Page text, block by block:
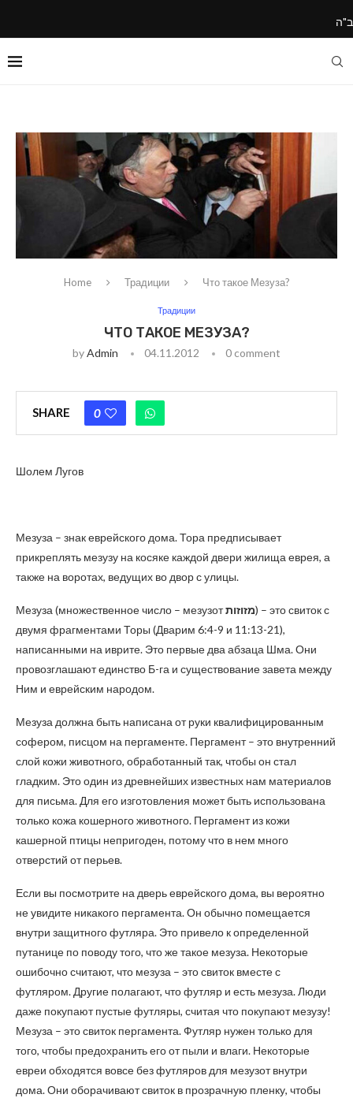
ב"ה
Home Традиции Что такое Мезуза?
Традиции
ЧТО ТАКОЕ МЕЗУЗА?
byAdmin 04.11.2012 0 comment
SHARE 0
Шолем Лугов
Мезуза – знак еврейского дома. Тора предписывает
прикреплять мезузу на косяке каждой двери жилища еврея, а
также на воротах, ведущих во двор с улицы.
Мезуза (множественное число – мезузотמזוזות) – это свиток с
двумя фрагментами Торы (Дварим 6:4-9 и 11:13-21),
написанными на иврите. Это первые два абзаца Шма. Они
провозглашают единство Б-га и существование завета между
Ним и еврейским народом.
Мезуза должна быть написана от руки квалифицированным
софером, писцом на пергаменте. Пергамент – это внутренний
слой кожи животного, обработанный так, чтобы он стал
гладким. Это один из древнейших известных нам материалов
для письма. Для его изготовления может быть использована
только кожа кошерного животного. Пергамент из кожи
кашерной птицы непригоден, потому что в нем много
отверстий от перьев.
Если вы посмотрите на дверь еврейского дома, вы вероятно
не увидите никакого пергамента. Он обычно помещается
внутри защитного футляра. Это привело к определенной
путанице по поводу того, что же такое мезуза. Некоторые
ошибочно считают, что мезуза – это свиток вместе с
футляром. Другие полагают, что футляр и есть мезуза. Люди
даже покупают пустые футляры, считая что покупают мезузу!
Мезуза – это свиток пергамента. Футляр нужен только для
того, чтобы предохранить его от пыли и влаги. Некоторые
евреи обходятся вовсе без футляров для мезузот внутри
дома. Они оборачивают свиток в прозрачную пленку, чтобы